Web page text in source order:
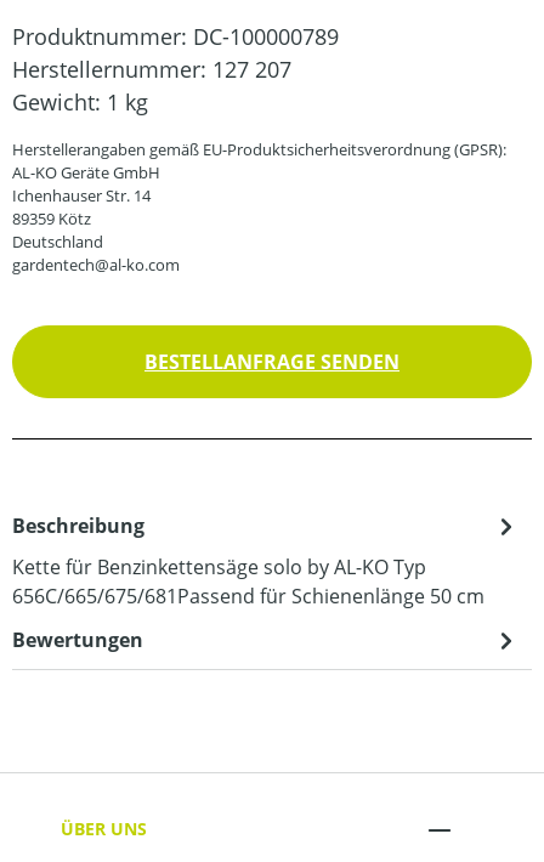
Produktnummer: DC-100000789
Herstellernummer: 127 207
Gewicht: 1 kg
Herstellerangaben gemäß EU-Produktsicherheitsverordnung (GPSR):
AL-KO Geräte GmbH
Ichenhauser Str. 14
89359 Kötz
Deutschland
gardentech@al-ko.com
BESTELLANFRAGE SENDEN
Beschreibung
Kette für Benzinkettensäge solo by AL-KO Typ
656C/665/675/681Passend für Schienenlänge 50 cm
Bewertungen
ÜBER UNS